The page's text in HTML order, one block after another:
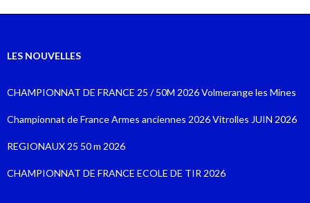
LES NOUVELLES
CHAMPIONNAT DE FRANCE 25 / 50M 2026 Volmerange les Mines
Championnat de France Armes anciennes 2026 Vitrolles JUIN 2026
REGIONAUX 25 50 m 2026
CHAMPIONNAT DE FRANCE ECOLE DE TIR 2026